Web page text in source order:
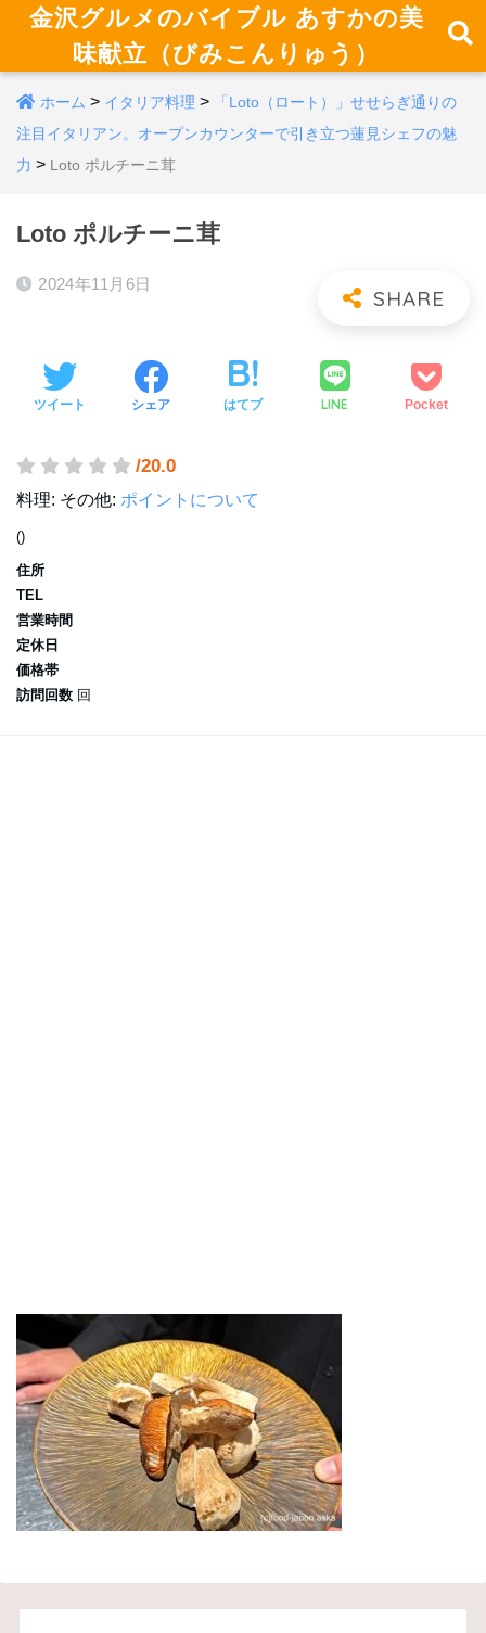
金沢グルメのバイブル あすかの美
味献立（びみこんりゅう）
ホーム > イタリア料理 >
「Loto（ロート）」せせらぎ通りの
注目イタリアン。オープンカウンターで引き立つ蓮見シェフの魅
力 > Loto ポルチーニ茸
Loto ポルチーニ茸
2024年11月6日
ツイート シェア はてブ LINE Pocket
/20.0
料理: その他: ポイントについて
()
住所
TEL
営業時間
定休日
価格帯
訪問回数 回